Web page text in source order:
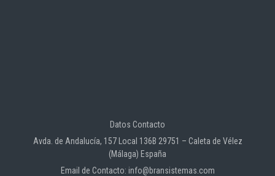
Datos Contacto
Avda. de Andalucía, 157 Local 136B 29751 – Caleta de Vélez
(Málaga) España
Email de Contacto: info@bransistemas.com